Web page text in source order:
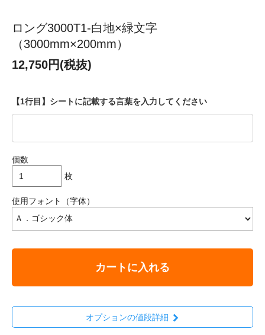
ロング3000T1-白地×緑文字
（3000mm×200mm）
12,750円(税抜)
【1行目】シートに記載する言葉を入力してください
個数
枚
使用フォント（字体）
カートに入れる
オプションの値段詳細